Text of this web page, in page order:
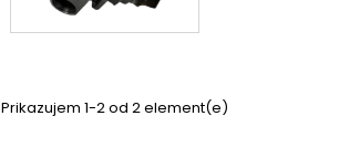
Prikazujem 1-2 od 2 element(e)